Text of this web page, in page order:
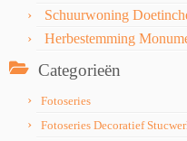
Schuurwoning
Herbestemming
Categorieën
Fotoseries
Fotoseries Decoratief